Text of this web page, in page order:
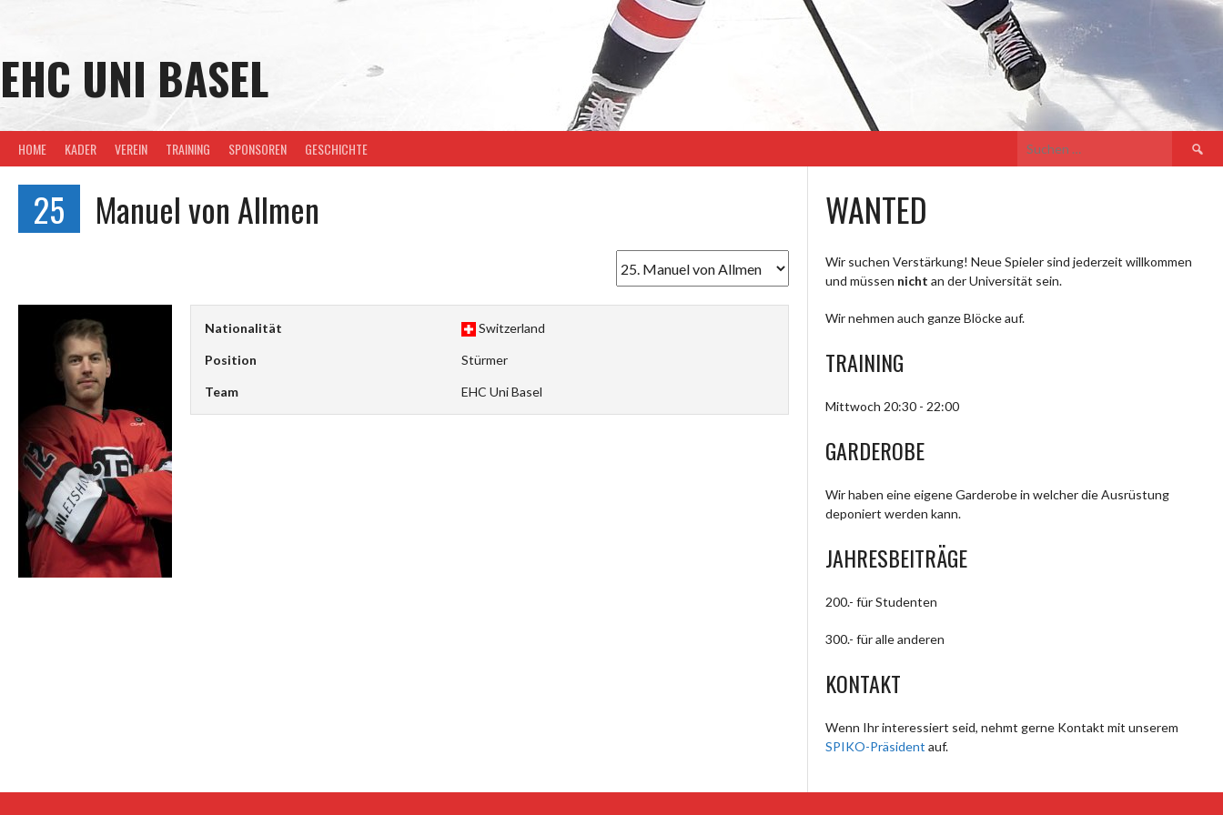
EHC UNI BASEL
HOME KADER VEREIN TRAINING SPONSOREN GESCHICHTE
Suche
nach:
25 Manuel von Allmen
Nationalität Switzerland
Position Stürmer
Team EHC Uni Basel
WANTED
Wir suchen Verstärkung! Neue Spieler sind jederzeit willkommen
und müssen nicht an der Universität sein.
Wir nehmen auch ganze Blöcke auf.
TRAINING
Mittwoch 20:30 - 22:00
GARDEROBE
Wir haben eine eigene Garderobe in welcher die Ausrüstung
deponiert werden kann.
JAHRESBEITRÄGE
200.- für Studenten
300.- für alle anderen
KONTAKT
Wenn Ihr interessiert seid, nehmt gerne Kontakt mit unserem
SPIKO-Präsident auf.